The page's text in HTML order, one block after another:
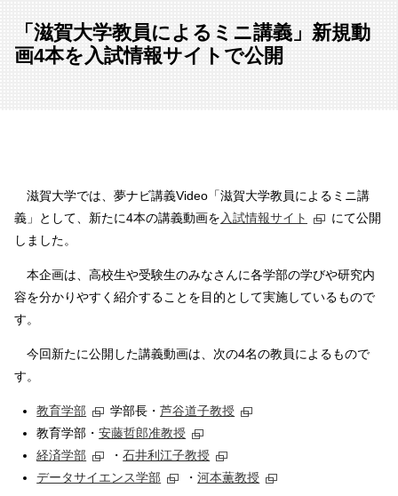
「滋賀大学教員によるミニ講義」新規動
画4本を入試情報サイトで公開
滋賀大学では、夢ナビ講義Video「滋賀大学教員によるミニ講
義」として、新たに4本の講義動画を 入試情報サイト
にて公開
しました。
本企画は、高校生や受験生のみなさんに各学部の学びや研究内
容を分かりやすく紹介することを目的として実施しているもので
す。
今回新たに公開した講義動画は、次の4名の教員によるもので
す。
教育学部 学部長・芦谷道子教授
教育学部・安藤哲郎准教授
経済学部
・石井利江子教授
データサイエンス学部
・河本薫教授